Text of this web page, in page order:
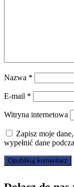
Nazwa *
E-mail *
Witryna internetowa
Zapisz moje
wypełnić dane